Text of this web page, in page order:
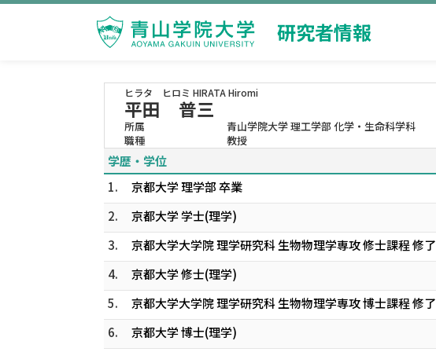
研究者情報
ヒラタ ヒロミ HIRATA Hiromi
平田 普三
所属
青山学院大学 理工学部 化学・生命科学科
職種
教授
学歴・学位
1.
京都大学 理学部 卒業
2.
京都大学 学士(理学)
3.
京都大学大学院 理学研究科 生物物理学専攻 修士課程 修了
4.
京都大学 修士(理学)
5.
京都大学大学院 理学研究科 生物物理学専攻 博士課程 修了
6.
京都大学 博士(理学)